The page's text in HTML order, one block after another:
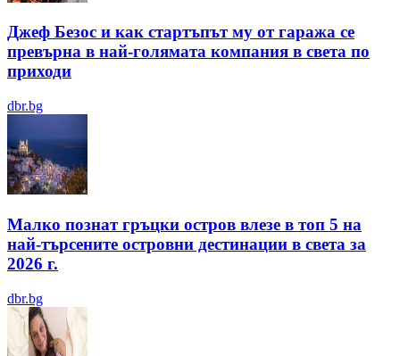
Джеф Безос и как стартъпът му от гаража се
превърна в най-голямата компания в света по
приходи
dbr.bg
Малко познат гръцки остров влезе в топ 5 на
най-търсените островни дестинации в света за
2026 г.
dbr.bg